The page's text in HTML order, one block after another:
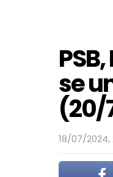
se
(20/
18/07/2024,